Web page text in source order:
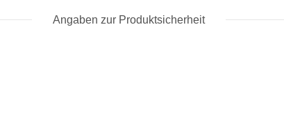
Angaben zur Produktsicherheit